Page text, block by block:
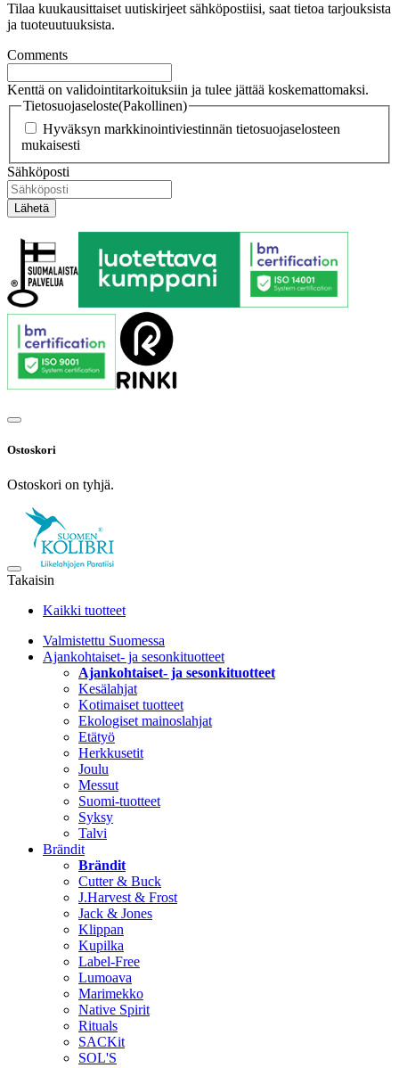
Tilaa kuukausittaiset uutiskirjeet sähköpostiisi, saat tietoa tarjouksista
ja tuoteuutuuksista.
Comments
Kenttä on validointitarkoituksiin ja tulee jättää koskemattomaksi.
Tietosuojaseloste(Pakollinen)
Hyväksyn markkinointiviestinnän tietosuojaselosteen
mukaisesti
Sähköposti
Ostoskori
Ostoskori on tyhjä.
Takaisin
Kaikki tuotteet
Valmistettu Suomessa
Ajankohtaiset- ja sesonkituotteet
Ajankohtaiset- ja sesonkituotteet
Kesälahjat
Kotimaiset tuotteet
Ekologiset mainoslahjat
Etätyö
Herkkusetit
Joulu
Messut
Suomi-tuotteet
Syksy
Talvi
Brändit
Brändit
Cutter & Buck
J.Harvest & Frost
Jack & Jones
Klippan
Kupilka
Label-Free
Lumoava
Marimekko
Native Spirit
Rituals
SACKit
SOL'S